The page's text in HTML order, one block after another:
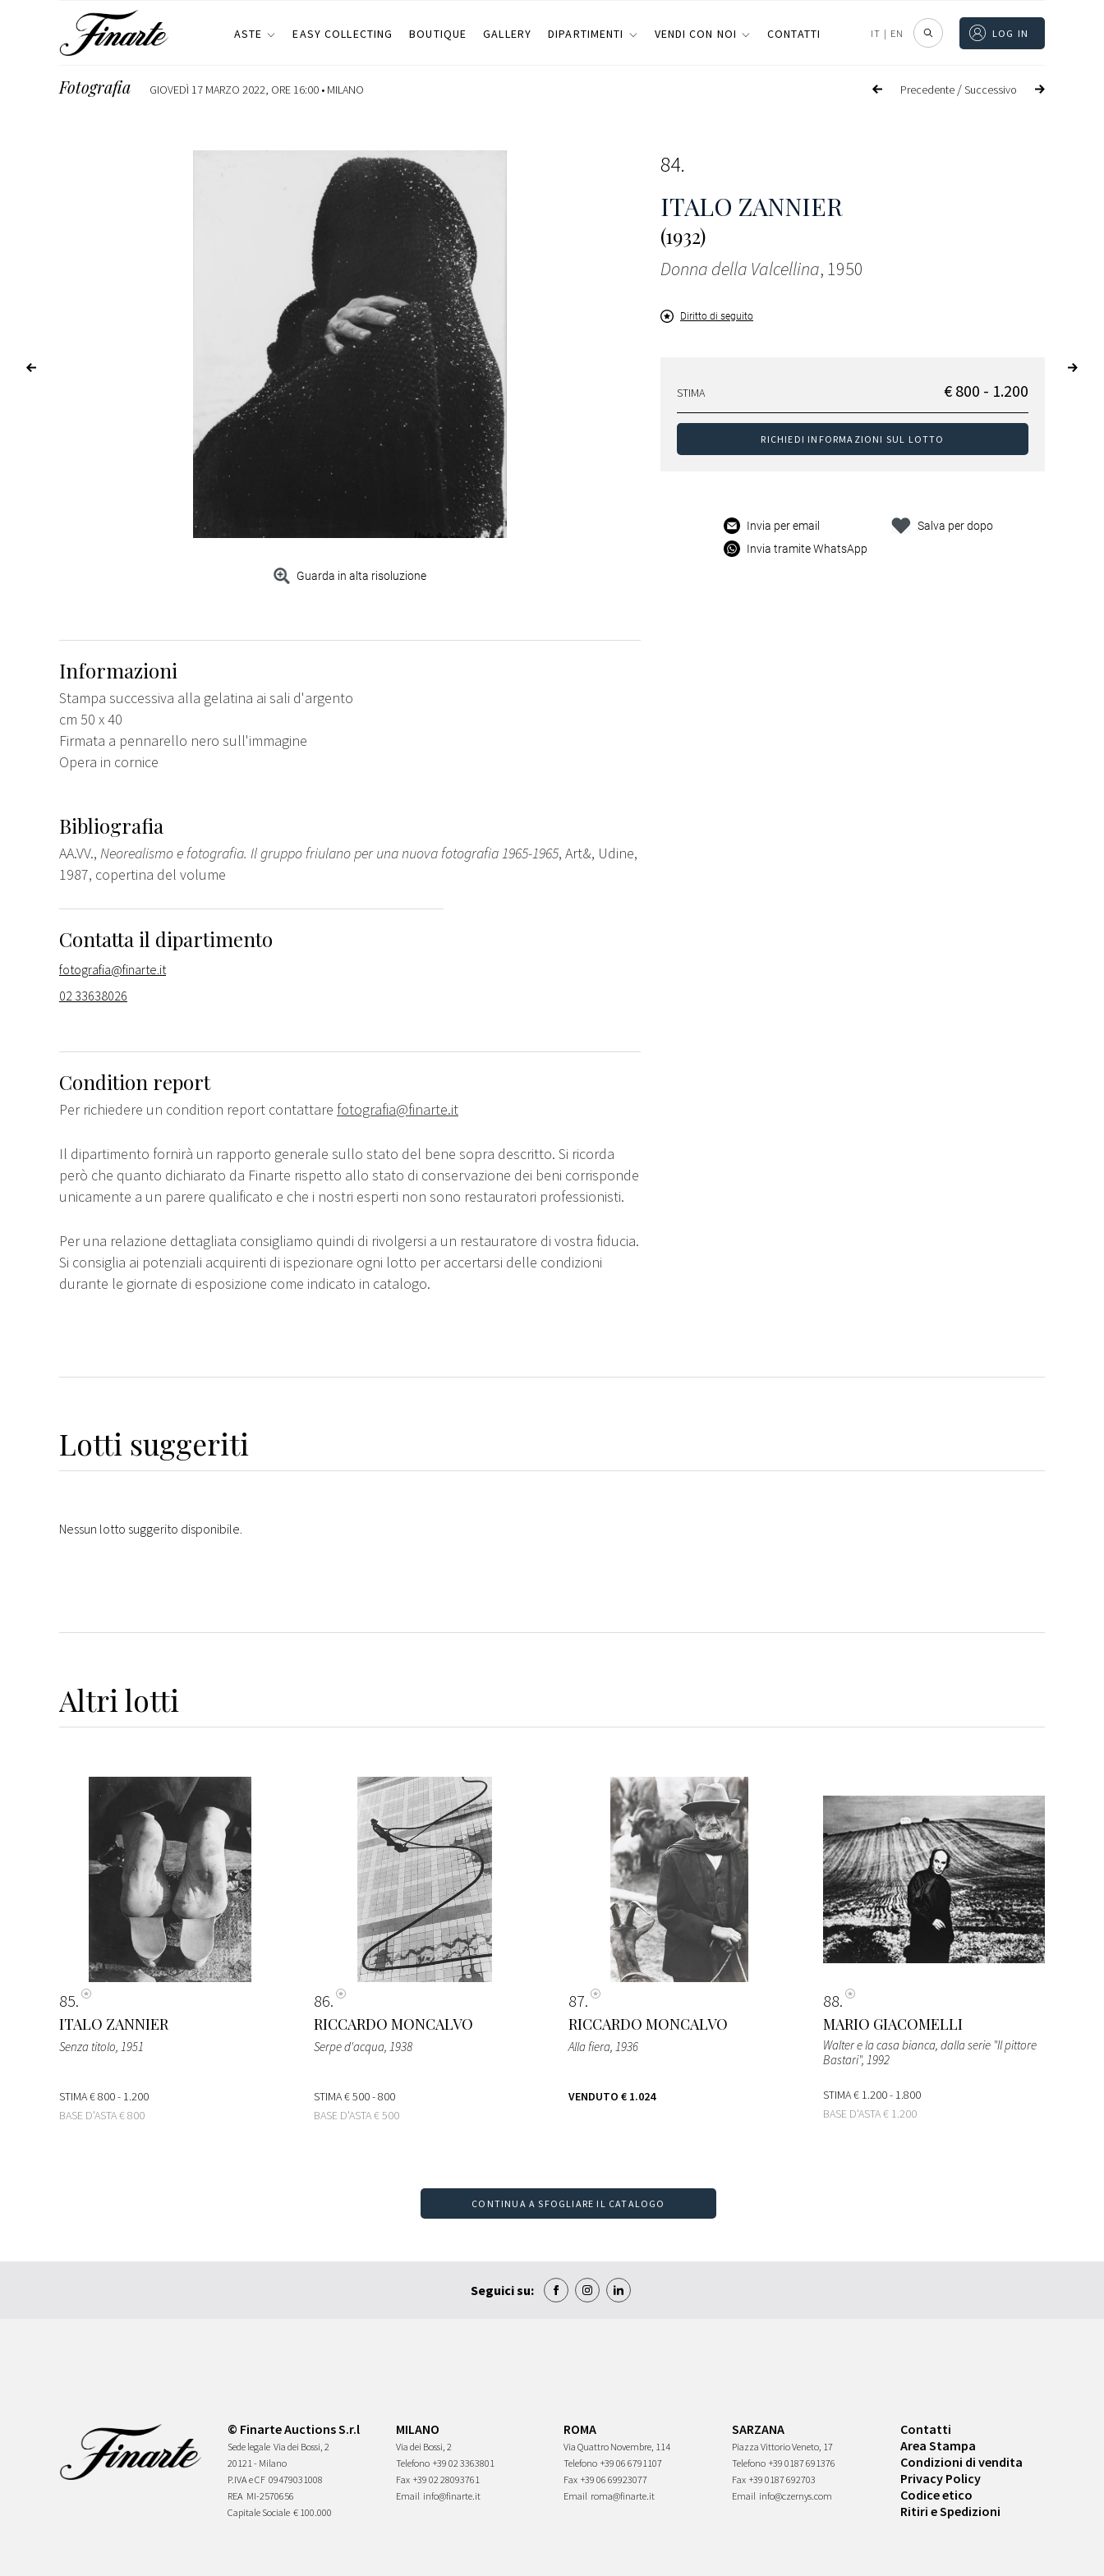
ASTE EASY COLLECTING BOUTIQUE GALLERY DIPARTIMENTI VENDI CON NOI CONTATTI IT | EN LOG IN
Precedente /Successivo
Fotografia GIOVEDÌ 17 MARZO 2022, ORE 16:00 • MILANO
Guarda in alta risoluzione
84
ITALO ZANNIER
(1932)
Donna della Valcellina, 1950
Diritto di seguito
STIMA € 800 - 1.200
RICHIEDI INFORMAZIONI SUL LOTTO
Invia per email
Invia tramite WhatsApp
Salva per dopo
Informazioni
Stampa successiva alla gelatina ai sali d'argento
cm 50 x 40
Firmata a pennarello nero sull'immagine
Opera in cornice
Bibliografia
AA.VV., Neorealismo e fotografia. Il gruppo friulano per una nuova fotografia 1965-1965, Art&, Udine,
1987, copertina del volume
Contatta il dipartimento
fotografia@finarte.it
02 33638026
Condition report
Per richiedere un condition report contattare fotografia@finarte.it
Il dipartimento fornirà un rapporto generale sullo stato del bene sopra descritto. Si ricorda
però che quanto dichiarato da Finarte rispetto allo stato di conservazione dei beni corrisponde
unicamente a un parere qualificato e che i nostri esperti non sono restauratori professionisti.
Per una relazione dettagliata consigliamo quindi di rivolgersi a un restauratore di vostra fiducia.
Si consiglia ai potenziali acquirenti di ispezionare ogni lotto per accertarsi delle condizioni
durante le giornate di esposizione come indicato in catalogo.
Lotti suggeriti
Nessun lotto suggerito disponibile.
Altri lotti
85
ITALO ZANNIER
Senza titolo, 1951
STIMA€ 800 - 1.200
BASE D'ASTA€ 800
86
RICCARDO MONCALVO
Serpe d'acqua, 1938
STIMA€ 500 - 800
BASE D'ASTA€ 500
87
RICCARDO MONCALVO
Alla fiera, 1936
VENDUTO € 1.024
88
MARIO GIACOMELLI
Walter e la casa bianca, dalla serie "Il pittore
Bastari", 1992
STIMA€ 1.200 - 1.800
BASE D'ASTA€ 1.200
CONTINUA A SFOGLIARE IL CATALOGO
Seguici su:
© Finarte Auctions S.r.l
Sede legale Via dei Bossi, 2
20121 - Milano
P.IVA e CF 09479031008
REA MI-2570656
Capitale Sociale € 100.000
MILANO
Via dei Bossi, 2
Telefono +39 02 3363801
Fax +39 02 28093761
Email info@finarte.it
ROMA
Via Quattro Novembre, 114
Telefono +39 06 6791107
Fax +39 06 69923077
Email roma@finarte.it
SARZANA
Piazza Vittorio Veneto, 17
Telefono +39 0187 691376
Fax +39 0187 692703
Email info@czernys.com
Contatti
Area Stampa
Condizioni di vendita
Privacy Policy
Codice etico
Ritiri e Spedizioni